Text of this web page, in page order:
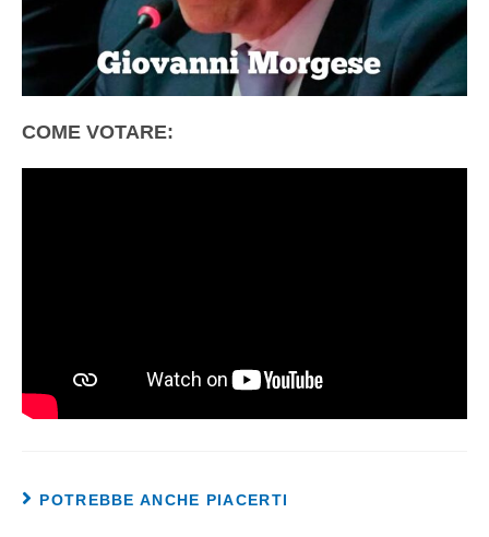
COME VOTARE:
POTREBBE ANCHE PIACERTI